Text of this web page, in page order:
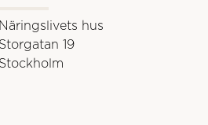
Näringslivets hus
Storgatan 19
Stockholm